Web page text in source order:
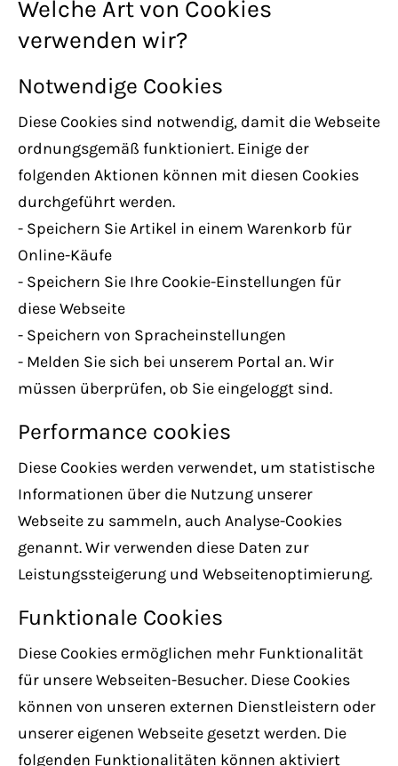
Welche Art von Cookies
verwenden wir?
Notwendige Cookies
Diese Cookies sind notwendig, damit die Webseite
ordnungsgemäß funktioniert. Einige der
folgenden Aktionen können mit diesen Cookies
durchgeführt werden.
- Speichern Sie Artikel in einem Warenkorb für
Online-Käufe
- Speichern Sie Ihre Cookie-Einstellungen für
diese Webseite
- Speichern von Spracheinstellungen
- Melden Sie sich bei unserem Portal an. Wir
müssen überprüfen, ob Sie eingeloggt sind.
Performance cookies
Diese Cookies werden verwendet, um statistische
Informationen über die Nutzung unserer
Webseite zu sammeln, auch Analyse-Cookies
genannt. Wir verwenden diese Daten zur
Leistungssteigerung und Webseitenoptimierung.
Funktionale Cookies
Diese Cookies ermöglichen mehr Funktionalität
für unsere Webseiten-Besucher. Diese Cookies
können von unseren externen Dienstleistern oder
unserer eigenen Webseite gesetzt werden. Die
folgenden Funktionalitäten können aktiviert